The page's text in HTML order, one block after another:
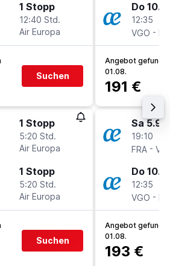
1 Stopp
12:40 Std.
Air Europa
Suchen
1 Stopp
5:20 Std.
Air Europa
1 Stopp
5:20 Std.
Air Europa
Suchen
Do 10.9.
12:35
VGO -
Angebot
01.08.
191 €
Sa 5.9.
19:10
FRA -
Do 10.9.
12:35
VGO -
Angebot
01.08.
193 €